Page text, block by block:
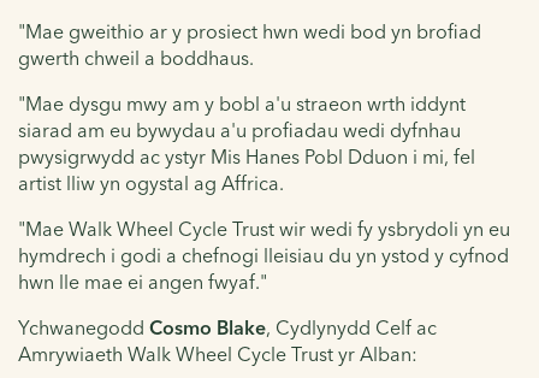
"Mae gweithio ar y prosiect hwn wedi bod yn brofiad
gwerth chweil a boddhaus.
"Mae dysgu mwy am y bobl a'u straeon wrth iddynt
siarad am eu bywydau a'u profiadau wedi dyfnhau
pwysigrwydd ac ystyr Mis Hanes Pobl Dduon i mi, fel
artist lliw yn ogystal ag Affrica.
"Mae Walk Wheel Cycle Trust wir wedi fy ysbrydoli yn eu
hymdrech i godi a chefnogi lleisiau du yn ystod y cyfnod
hwn lle mae ei angen fwyaf."
Ychwanegodd Cosmo Blake, Cydlynydd Celf ac
Amrywiaeth Walk Wheel Cycle Trust yr Alban: